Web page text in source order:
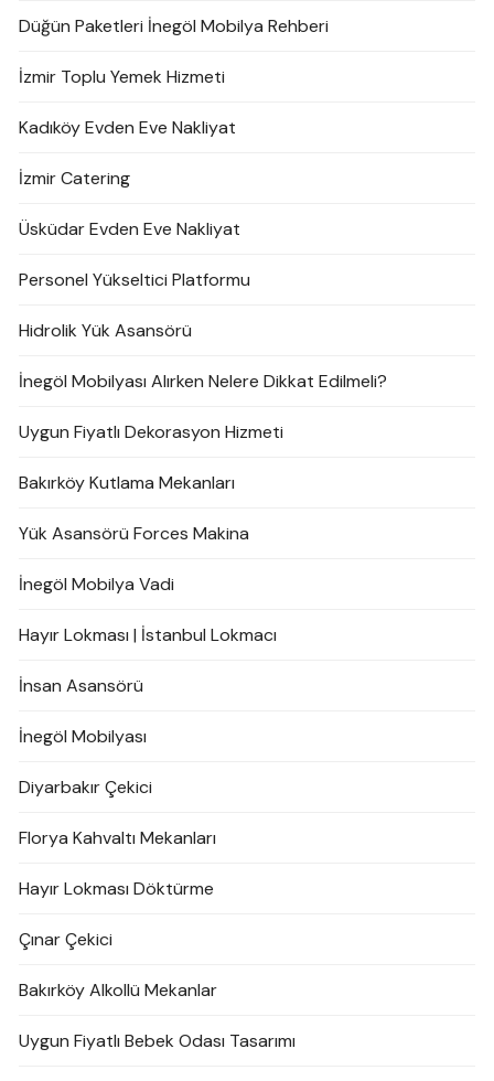
Düğün Paketleri İnegöl Mobilya Rehberi
İzmir Toplu Yemek Hizmeti
Kadıköy Evden Eve Nakliyat
İzmir Catering
Üsküdar Evden Eve Nakliyat
Personel Yükseltici Platformu
Hidrolik Yük Asansörü
İnegöl Mobilyası Alırken Nelere Dikkat Edilmeli?
Uygun Fiyatlı Dekorasyon Hizmeti
Bakırköy Kutlama Mekanları
Yük Asansörü Forces Makina
İnegöl Mobilya Vadi
Hayır Lokması | İstanbul Lokmacı
İnsan Asansörü
İnegöl Mobilyası
Diyarbakır Çekici
Florya Kahvaltı Mekanları
Hayır Lokması Döktürme
Çınar Çekici
Bakırköy Alkollü Mekanlar
Uygun Fiyatlı Bebek Odası Tasarımı